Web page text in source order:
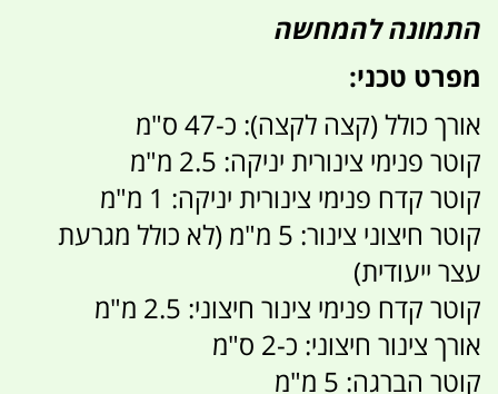
התמונה להמחשה
מפרט טכני:
אורך כולל (קצה לקצה): כ-47 ס"מ
קוטר פנימי צינורית יניקה: 2.5 מ"מ
קוטר קדח פנימי צינורית יניקה: 1 מ"מ
קוטר חיצוני צינור: 5 מ"מ (לא כולל מגרעת
עצר ייעודית)
קוטר קדח פנימי צינור חיצוני: 2.5 מ"מ
אורך צינור חיצוני: כ-2 ס"מ
קוטר הברגה: 5 מ"מ